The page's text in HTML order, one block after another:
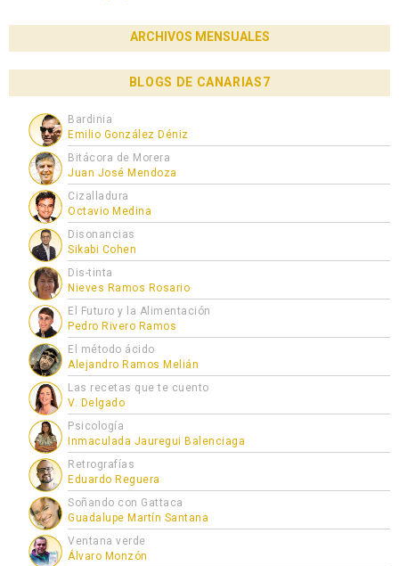
ARCHIVOS MENSUALES
BLOGS DE CANARIAS7
Bardinia
Emilio González Déniz
Bitácora de Morera
Juan José Mendoza
Cizalladura
Octavio Medina
Disonancias
Sikabi Cohen
Dis-tinta
Nieves Ramos Rosario
El Futuro y la Alimentación
Pedro Rivero Ramos
El método ácido
Alejandro Ramos Melián
Las recetas que te cuento
V. Delgado
Psicología
Inmaculada Jauregui Balenciaga
Retrografías
Eduardo Reguera
Soñando con Gattaca
Guadalupe Martín Santana
Ventana verde
Álvaro Monzón